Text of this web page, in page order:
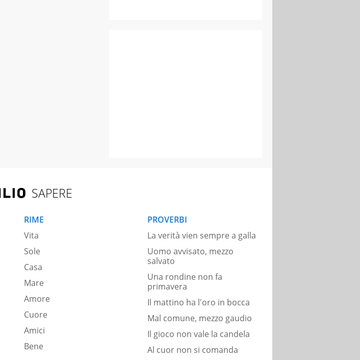
SAPERE
RIME
Vita
Sole
Casa
Mare
Amore
Cuore
Amici
Bene
PROVERBI
La verità vien sempre a galla
Uomo avvisato, mezzo
salvato
Una rondine non fa
primavera
Il mattino ha l'oro in bocca
Mal comune, mezzo gaudio
Il gioco non vale la candela
Al cuor non si comanda